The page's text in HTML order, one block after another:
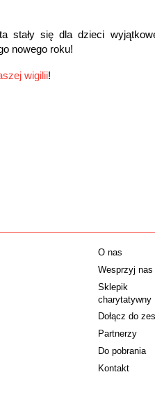
stały się dla dzieci
nowego roku!
wigilii!
O nas
Wesprzyj nas
Sklepik
charytatywny
Dołącz do
Partnerzy
Do pobrania
Kontakt